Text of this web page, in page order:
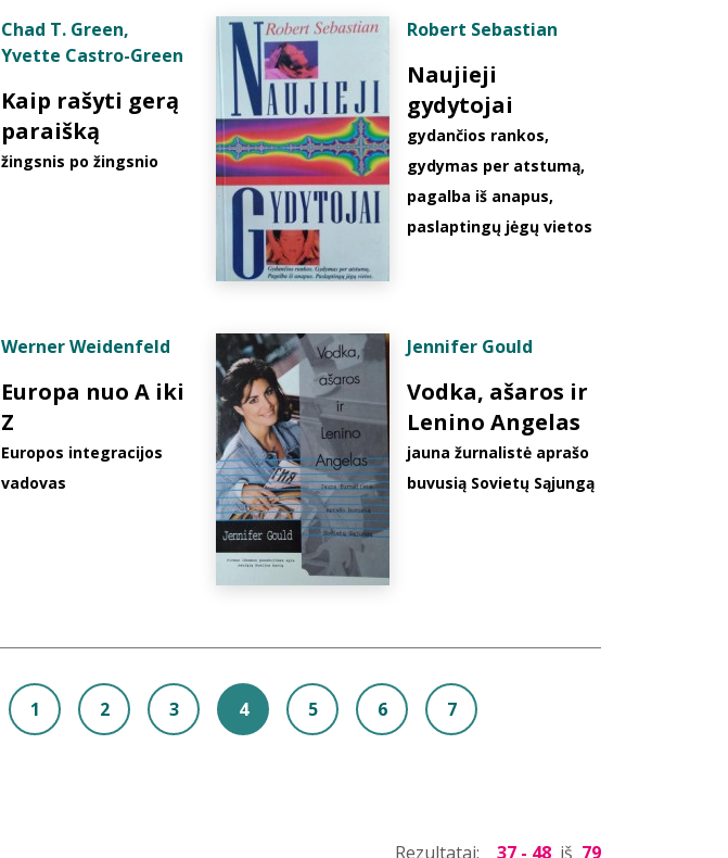
Chad T. Green,
Yvette Castro-Green
Kaip rašyti gerą
paraišką
žingsnis po žingsnio
Robert Sebastian
Naujieji
gydytojai
gydančios rankos,
gydymas per atstumą,
pagalba iš anapus,
paslaptingų jėgų vietos
Werner Weidenfeld
Europa nuo A iki
Z
Europos integracijos
vadovas
Jennifer Gould
Vodka, ašaros ir
Lenino Angelas
jauna žurnalistė aprašo
buvusią Sovietų Sąjungą
1 2 3 4 5 6 7
Rezultatai: 37 - 48 iš 79